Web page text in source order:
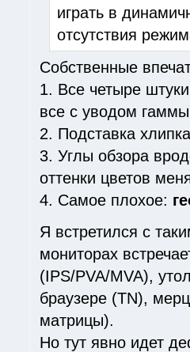
играть в
отсутствия
Собственные
1. Все четыре
все с уводом
2. Подставка
3. Углы обзора
оттенки цветов
4. Самое плохое:
Я встретился с
мониторах
(IPS/PVA/MVA),
браузере (TN),
матрицы).
Но тут явно идет